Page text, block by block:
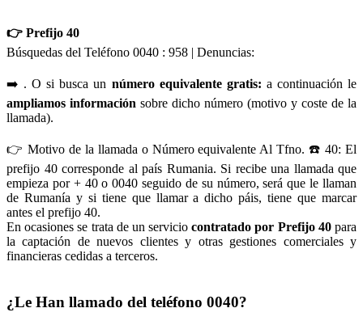
👉 Prefijo 40
Búsquedas del Teléfono 0040 : 958 | Denuncias:
➡️ . O si busca un número equivalente gratis: a continuación le
ampliamos información sobre dicho número (motivo y coste de la
llamada).
👉 Motivo de la llamada o Número equivalente Al Tfno. ☎️ 40: El
prefijo 40 corresponde al país Rumania. Si recibe una llamada que
empieza por + 40 o 0040 seguido de su número, será que le llaman
de Rumanía y si tiene que llamar a dicho páis, tiene que marcar
antes el prefijo 40.
En ocasiones se trata de un serviciocontratado por Prefijo 40para
la captación de nuevos clientes y otras gestiones comerciales y
financieras cedidas a terceros.
¿Le Han llamado del teléfono 0040?